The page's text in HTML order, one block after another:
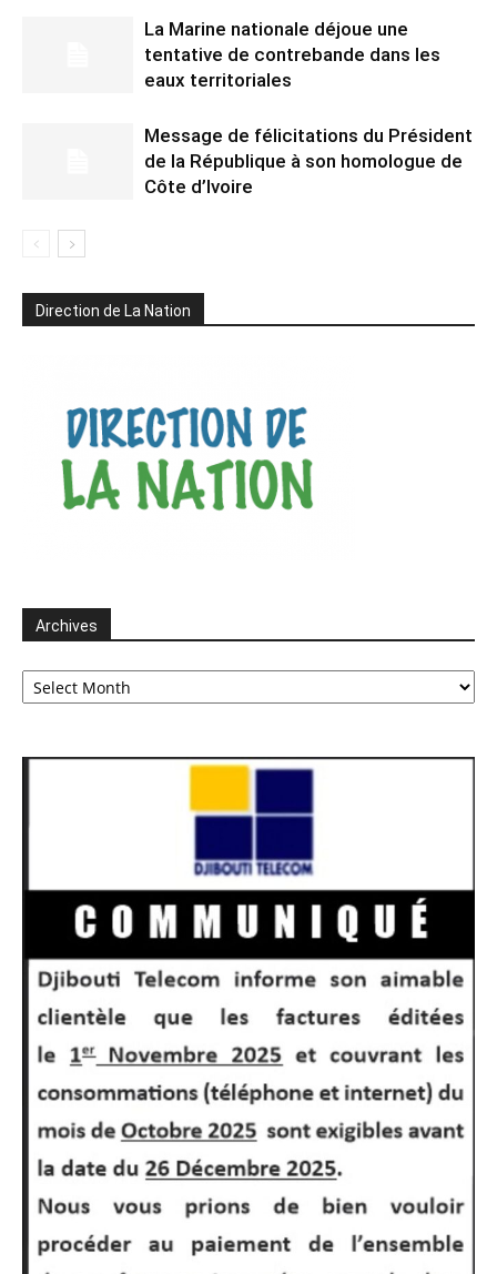
La Marine nationale déjoue une
tentative de contrebande dans les
eaux territoriales
Message de félicitations du Président
de la République à son homologue de
Côte d’Ivoire
Direction de La Nation
Archives
Archives